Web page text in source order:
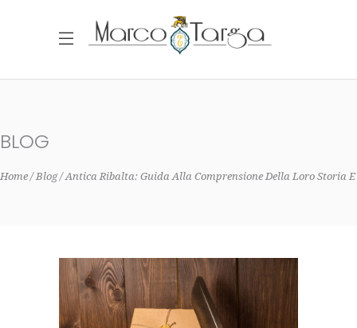
BLOG
Home Blog Antica Ribalta: Guida Alla Comprensione Della Loro Storia